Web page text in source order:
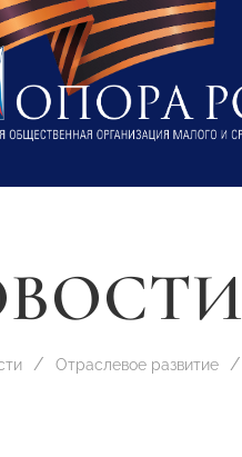
Отраслевое развитие